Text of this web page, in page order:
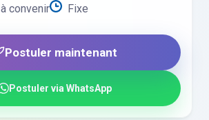
à convenir Fixe
Postuler maintenant
Postuler via WhatsApp